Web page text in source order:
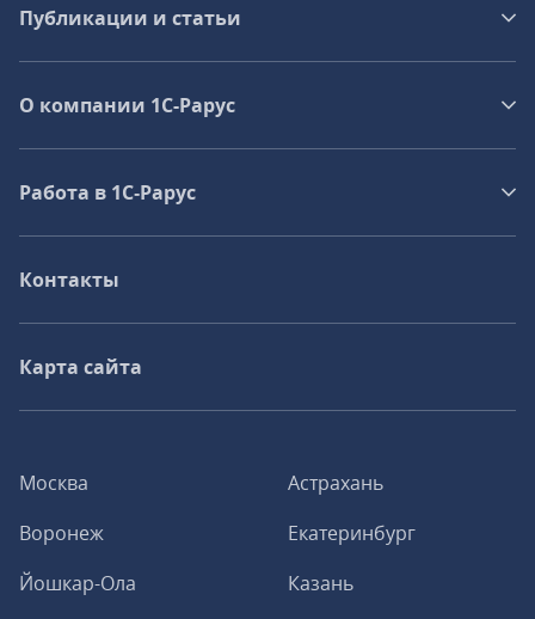
Москва
Астрахань
Воронеж
Екатеринбург
Йошкар-Ола
Казань
Публикации и статьи
О компании 1C-Рарус
Работа в 1С‑Рарус
Контакты
Карта сайта